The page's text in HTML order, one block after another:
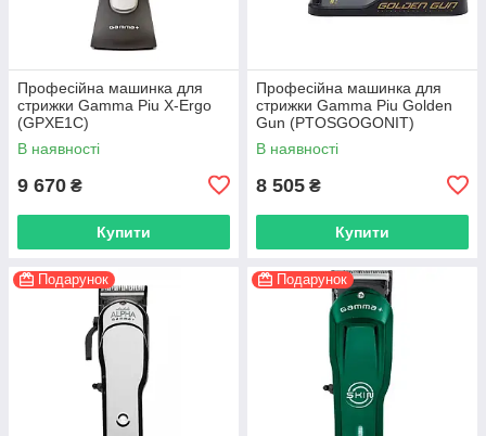
Професійна машинка для
стрижки Gamma Piu X-Ergo
(GPXE1C)
В наявності
9 670 ₴
Купити
Професійна машинка для
стрижки Gamma Piu Golden
Gun (PTOSGOGONIT)
В наявності
8 505 ₴
Купити
Подарунок Подарунок